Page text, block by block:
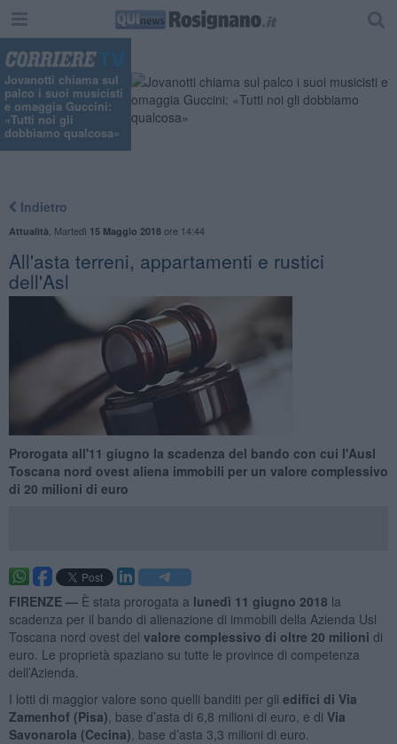
Jovanotti chiama sul
palco i suoi musicisti
e omaggia Guccini:
«Tutti noi gli
dobbiamo qualcosa»
Indietro
Attualità Martedì 15 Maggio 2018ore 14:44
All'asta terreni, appartamenti e rustici
dell'Asl
Prorogata all'11 giugno la scadenza del bando con cui l'Ausl
Toscana nord ovest aliena immobili per un valore complessivo
di 20 milioni di euro
FIRENZE — È stata prorogata a lunedì 11 giugno 2018 la
scadenza per il bando di alienazione di immobili della Azienda Usl
Toscana nord ovest del valore complessivo di oltre 20 milioni di
euro. Le proprietà spaziano su tutte le province di competenza
dell’Azienda.
I lotti di maggior valore sono quelli banditi per gli edifici di Via
Zamenhof (Pisa) , base d’asta di 6,8 milioni di euro, e di Via
Savonarola (Cecina) , base d’asta 3,3 milioni di euro.